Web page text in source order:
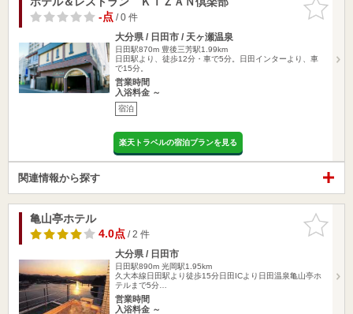
りに追加
-点/ 0 件
大分県 / 日田市 / 天ヶ瀬温泉
日田駅870m 豊後三芳駅1.99km
日田駅より、徒歩12分・車で5分。日田インターより、車
で15分。
営業時間
入浴料金 ～
宿泊
楽天トラベルの宿泊プランを見る
関連情報から探す
お気に入
りに追加
亀山亭ホテル
4.0点/ 2 件
大分県 / 日田市
日田駅890m 光岡駅1.95km
久大本線日田駅より徒歩15分日田ICより日田温泉亀山亭ホ
テルまで5分…
営業時間
入浴料金 ～